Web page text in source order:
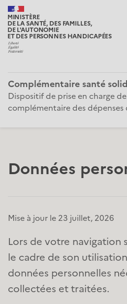
MINISTÈRE
DE LA SANTÉ, DES FAMILLES,
DE L'AUTONOMIE
ET DES PERSONNES HANDICAPÉES
Complémentaire santé
Dispositif de prise en charge
complémentaire des dépenses
Données
Mise à jour le 23 juillet, 2026
Lors de votre navigation
le cadre de son
données personnelles
collectées et traitées.